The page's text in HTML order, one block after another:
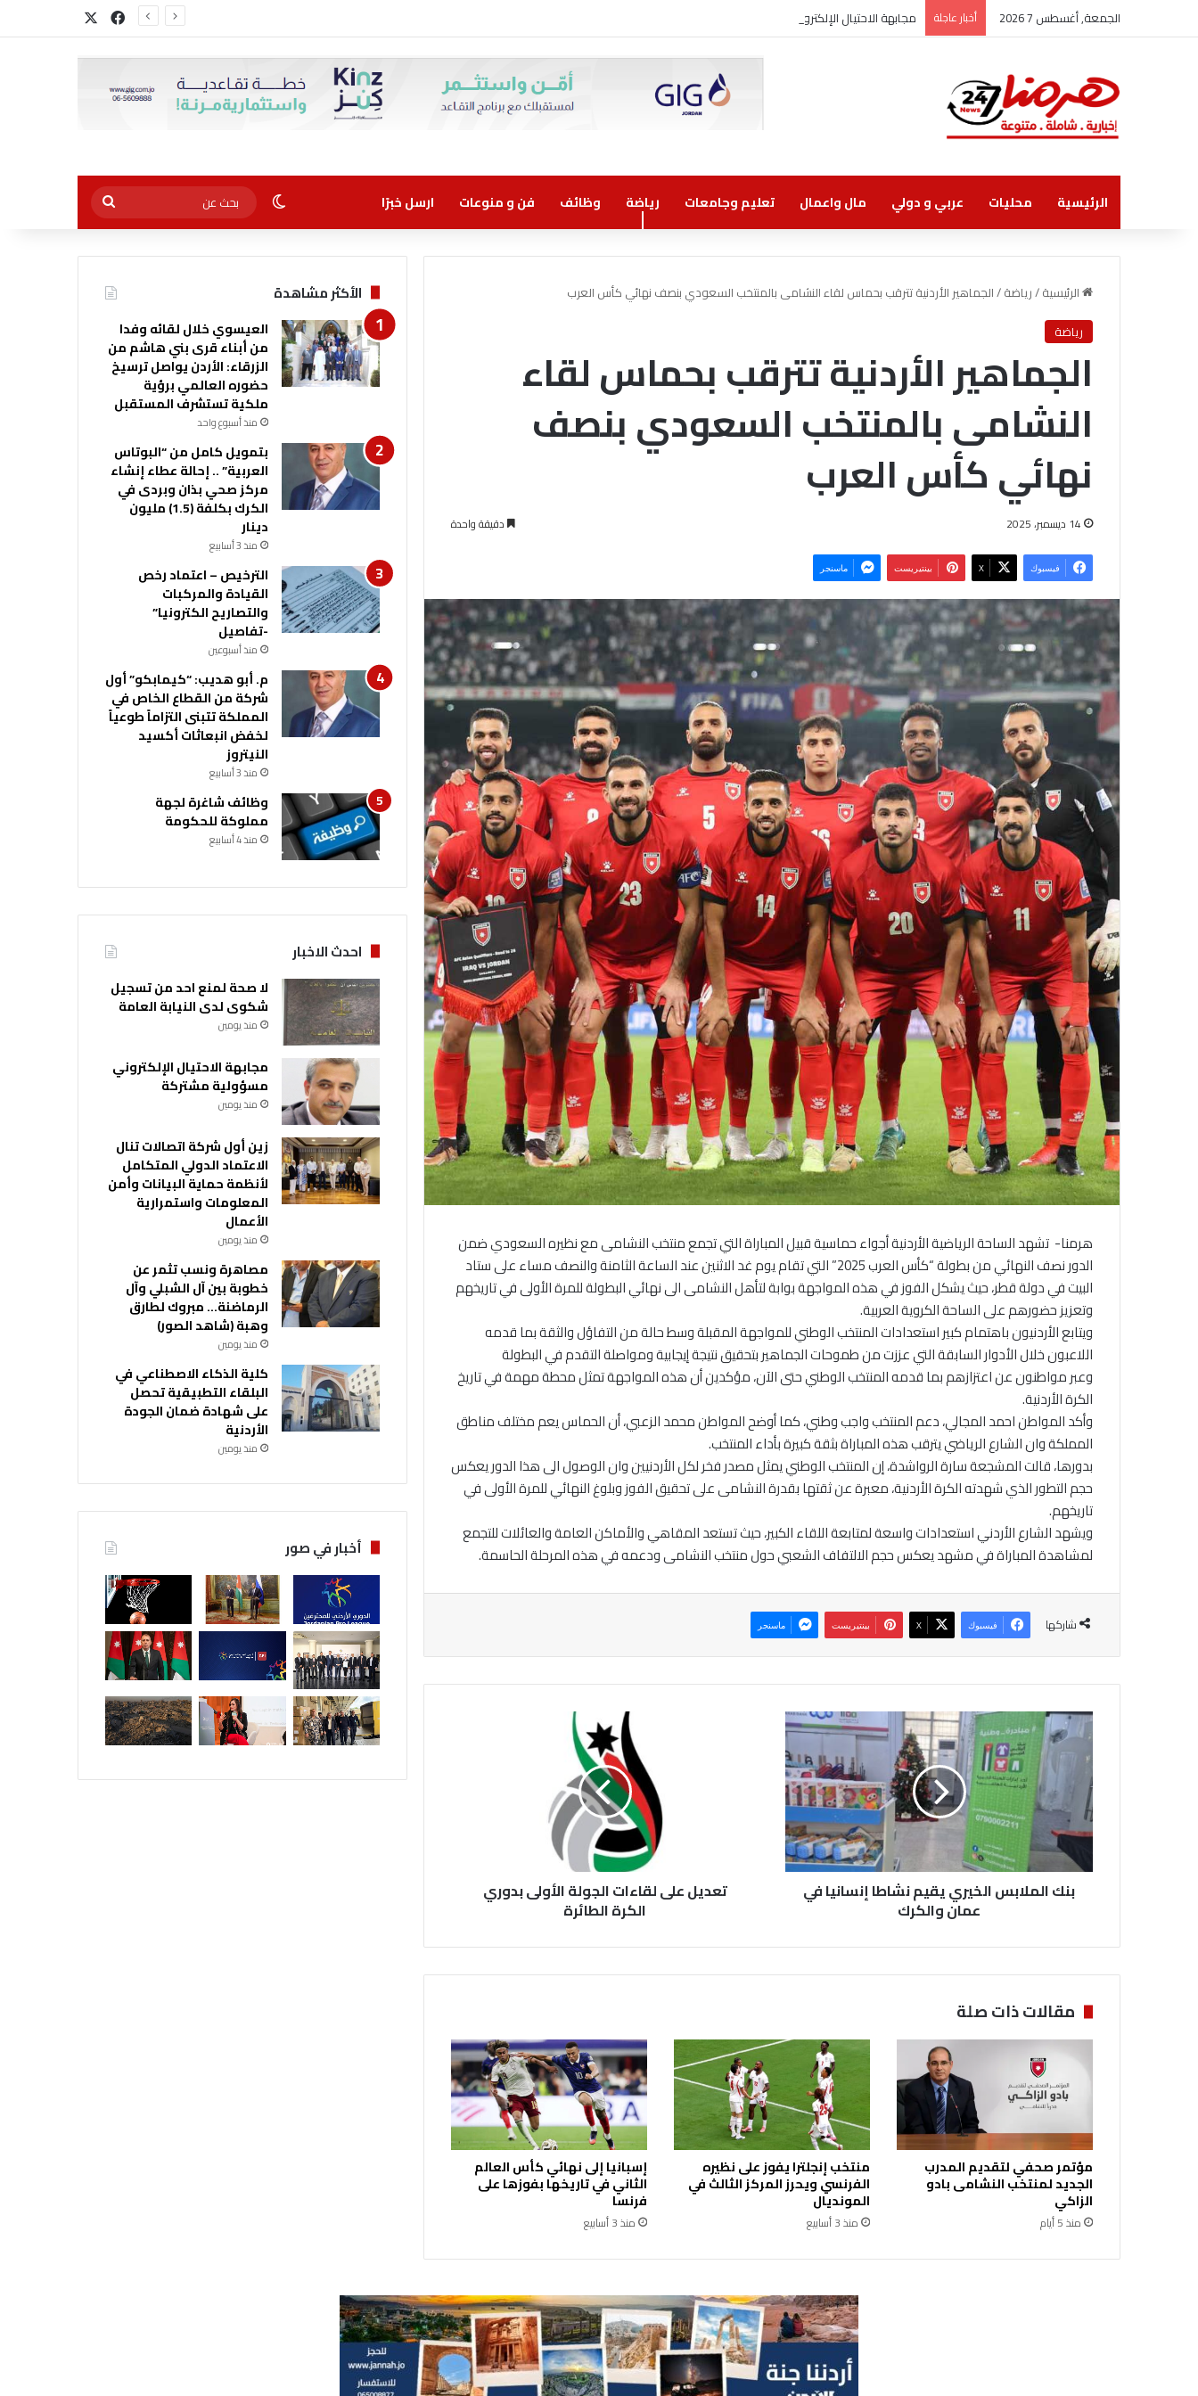
الجمعة, أغسطس 7 2026 أخبار عاجلة مجابهة الاحتيال الإلكتروني مسؤولية مشتركة فيسبوك
الرئيسية محليات عربي و دولي مال واعمال تعليم وجامعات رياضة وظائف فن و منوعات ارسل خبرًا الوضع المظلم
بحث
عن
الرئيسية/رياضة/الجماهير الأردنية تترقب بحماس لقاء النشامى بالمنتخب السعودي بنصف نهائي كأس العرب
رياضة
الجماهير الأردنية تترقب بحماس لقاء
النشامى بالمنتخب السعودي بنصف
نهائي كأس العرب
14 ديسمبر، 2025 دقيقة واحدة
فيسبوك ‫X بينتيريست ماسنجر
هرمنا- تشهد الساحة الرياضية الأردنية أجواء حماسية قبيل المباراة التي تجمع منتخب النشامى مع نظيره السعودي ضمن
الدور نصف النهائي من بطولة “كأس العرب 2025” التي تقام يوم غد الاثنين عند الساعة الثامنة والنصف مساء على ستاد
البيت في دولة قطر، حيث يشكل الفوز في هذه المواجهة بوابة لتأهل النشامى الى نهائي البطولة للمرة الأولى في تاريخهم
وتعزيز حضورهم على الساحة الكروية العربية.
ويتابع الأردنيون باهتمام كبير استعدادات المنتخب الوطني للمواجهة المقبلة وسط حالة من التفاؤل والثقة بما قدمه
اللاعبون خلال الأدوار السابقة التي عززت من طموحات الجماهير بتحقيق نتيجة إيجابية ومواصلة التقدم في البطولة
وعبر مواطنون عن اعتزازهم بما قدمه المنتخب الوطني حتى الآن، مؤكدين أن هذه المواجهة تمثل محطة مهمة في تاريخ
الكرة الأردنية.
وأكد المواطن احمد المجالي، دعم المنتخب واجب وطني، كما أوضح المواطن محمد الزعبي، أن الحماس يعم مختلف مناطق
المملكة وان الشارع الرياضي يترقب هذه المباراة بثقة كبيرة بأداء المنتخب.
بدورها، قالت المشجعة سارة الرواشدة، إن المنتخب الوطني يمثل مصدر فخر لكل الأردنيين وان الوصول الى هذا الدور يعكس
حجم التطور الذي شهدته الكرة الأردنية، معبرة عن ثقتها بقدرة النشامى على تحقيق الفوز وبلوغ النهائي للمرة الأولى في
تاريخهم.
ويشهد الشارع الأردني استعدادات واسعة لمتابعة اللقاء الكبير، حيث تستعد المقاهي والأماكن العامة والعائلات للتجمع
لمشاهدة المباراة في مشهد يعكس حجم الالتفاف الشعبي حول منتخب النشامى ودعمه في هذه المرحلة الحاسمة.
شاركها فيسبوك ‫X بينتيريست ماسنجر
ب
ن
ك
ا
ل
م
ل
ب
خ
ر
ي
ي
ق
م
ا
ط
ا
إ
ن
س
ن
بنك الملابس الخيري يقيم نشاطا إنسانيا في
عمان والكرك
ا
ا
و
ل
ة
ا
ل
أ
و
ل
ى
ر
ا
ل
ك
ر
ة
تعديل على لقاءات الجولة الأولى بدوري
الكرة الطائرة
مقالات ذات صلة
مؤتمر صحفي لتقديم المدرب
الجديد لمنتخب النشامى بادو
الزاكي
منذ 5 أيام
منتخب إنجلترا يفوز على نظيره
الفرنسي ويحرز المركز الثالث في
المونديال
منذ 3 أسابيع
إسبانيا إلى نهائي كأس العالم
الثاني في تاريخها بفوزها على
فرنسا
منذ 3 أسابيع
الأكثر مشاهدة
العيسوي خلال لقائه وفدا
من أبناء قرى بني هاشم من
الزرقاء: الأردن يواصل ترسيخ
حضوره العالمي برؤية
ملكية تستشرف المستقبل
منذ أسبوع واحد
بتمويل كامل من “البوتاس
العربية” .. إحالة عطاء إنشاء
مركز صحي بذان وبردى في
الكرك بكلفة (1.5) مليون
دينار
منذ 3 أسابيع
الترخيص – اعتماد رخص
القيادة والمركبات
والتصاريح الكترونيا”
-تفاصيل
منذ أسبوعين
م. أبو هديب: “كيمابكو” أول
شركة من القطاع الخاص في
المملكة تتبنى التزاماً طوعياً
لخفض انبعاثات أكسيد
النيتروز
منذ 3 أسابيع
وظائف شاغرة لجهة
مملوكة للحكومة
منذ 4 أسابيع
احدث الاخبار
لا صحة لمنع احد من تسجيل
شكوى لدى النيابة العامة
منذ يومين
مجابهة الاحتيال الإلكتروني
مسؤولية مشتركة
منذ يومين
زين أول شركة اتصالات تنال
الاعتماد الدولي المتكامل
لأنظمة حماية البيانات وأمن
المعلومات واستمرارية
الأعمال
منذ يومين
مصاهرة ونسب تثمر عن
خطوبة بين آل الشبلي وآل
الرماضنة… مبروك لطارق
وهبة (شاهد الصور)
منذ يومين
كلية الذكاء الاصطناعي في
البلقاء التطبيقية تحصل
على شهادة ضمان الجودة
الأردنية
منذ يومين
أخبار في صور